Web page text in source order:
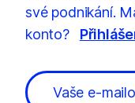
své podnikání.
konto?